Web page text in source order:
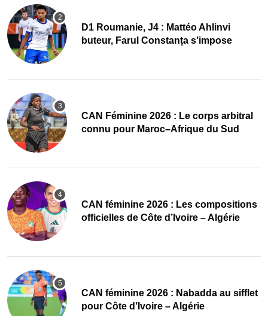
D1 Roumanie, J4 : Mattéo Ahlinvi
buteur, Farul Constanța s’impose
‎CAN Féminine 2026 : Le corps arbitral
connu pour Maroc–Afrique du Sud
‎CAN féminine 2026 : Les compositions
officielles de Côte d’Ivoire – Algérie
‎CAN féminine 2026 : Nabadda au sifflet
pour Côte d’Ivoire – Algérie